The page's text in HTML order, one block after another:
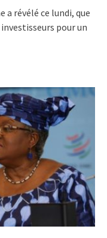
a révélé ce lundi, que
pour un